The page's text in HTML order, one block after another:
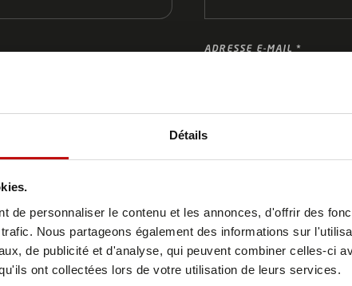
Détails
de personnaliser le contenu et les annonces, d'offrir des
Nous partageons également des informations sur
de publicité et d'analyse, qui peuvent combiner celles-ci
ont collectées lors de votre utilisation de leurs services.
ADRESSE E-MAIL
possible de votre projet, nous vous prions de
le déroulement du processus, le layout et le